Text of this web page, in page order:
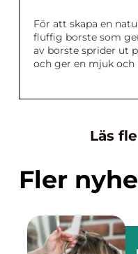
För att skapa en
fluffig borste som
av borste sprider ut
och ger en mjuk
Läs
Fler